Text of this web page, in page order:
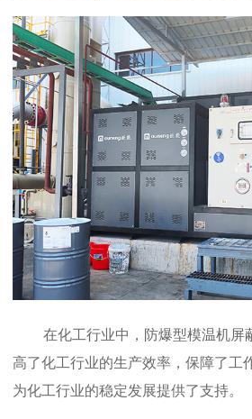
在化工行业中，防爆型模温机屏
高了化工行业的生产效率，保障了工
为化工行业的稳定发展提供了支持。